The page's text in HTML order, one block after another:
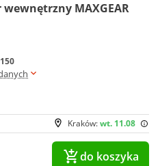
MAXGEAR
150
Kraków:wt. 11.08
do koszyka